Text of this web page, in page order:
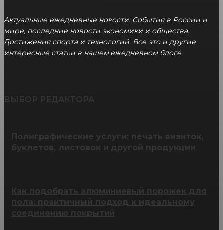
Актуальные ежедневные новости. События в России и
мире, последние новости экономики и общества.
Достижения спорта и технологий. Все это и другие
интересные статьи в нашем ежедневном блоге
буклетов, листовок и другой продукции
Как подобрать алюминиевый порожек для
пола: практичный подход к идеальному
соединению покрытий